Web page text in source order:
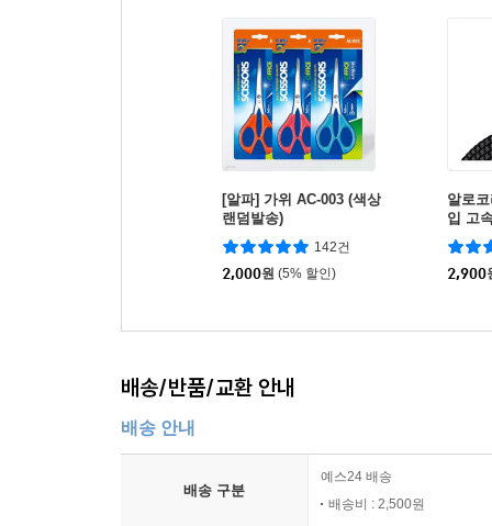
[알파] 가위 AC-003 (색상
랜덤발송)
142건
2,000원 (5% 할인)
알로
입 고
블랙
2,900
배송/반품/교환 안내
배송 안내
배송 구분
예스24 배송
배송비 : 2,500원